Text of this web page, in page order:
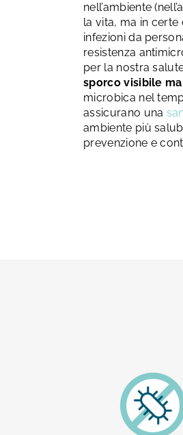
nell’ambiente
la vita, ma in
infezioni da
resistenza
per la nostra
sporco visibile
microbica nel
assicurano una
ambiente più
prevenzione e